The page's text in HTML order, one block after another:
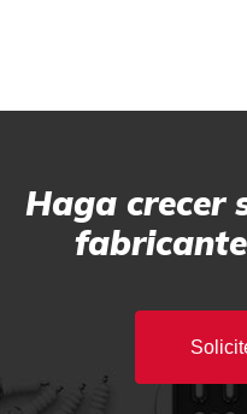
Haga crecer
fabricante